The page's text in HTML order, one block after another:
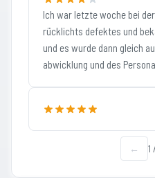
Ich war letzte woche bei
rücklichts defektes und
und es wurde dann gleich
abwicklung und des
← 1 /